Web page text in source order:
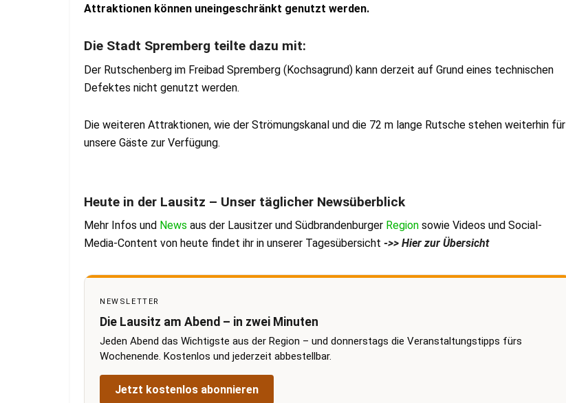
Attraktionen können uneingeschränkt genutzt werden.
Die Stadt Spremberg teilte dazu mit:
Der Rutschenberg im Freibad Spremberg (Kochsagrund) kann derzeit auf Grund eines technischen
Defektes nicht genutzt werden.
Die weiteren Attraktionen, wie der Strömungskanal und die 72 m lange Rutsche stehen weiterhin für
unsere Gäste zur Verfügung.
Heute in der Lausitz – Unser täglicher Newsüberblick
Mehr Infos und News aus der Lausitzer und Südbrandenburger Region sowie Videos und Social-
Media-Content von heute findet ihr in unserer Tagesübersicht ->> Hier zur Übersicht
NEWSLETTER
Die Lausitz am Abend – in zwei Minuten
Jeden Abend das Wichtigste aus der Region – und donnerstags die Veranstaltungstipps fürs
Wochenende. Kostenlos und jederzeit abbestellbar.
Jetzt kostenlos abonnieren